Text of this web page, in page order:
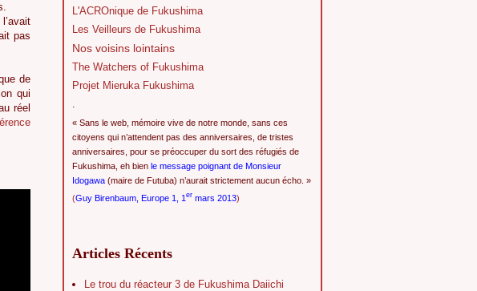
pas
de
qui
réel
L'ACROnique de Fukushima
Les Veilleurs de Fukushima
Nos voisins lointains
The Watchers of Fukushima
Projet Mieruka Fukushima
.
« Sans le web, mémoire vive de notre monde, sans ces
citoyens qui n’attendent pas des anniversaires, de tristes
anniversaires, pour se préoccuper du sort des réfugiés de
Fukushima, eh bien le message poignant de Monsieur
Idogawa (maire de Futuba) n’aurait strictement aucun écho. »
(Guy Birenbaum, Europe 1, 1 er mars 2013)
Articles Récents
Le trou du réacteur 3 de Fukushima Daiichi